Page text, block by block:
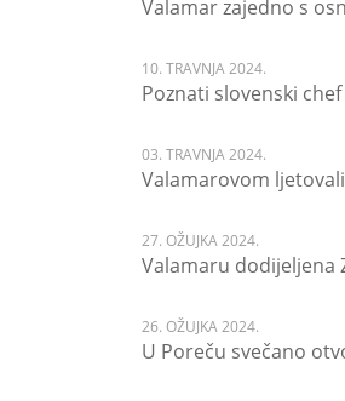
Valamar zajedno s
10. TRAVNJA 2024.
Poznati slovenski
03. TRAVNJA 2024.
Valamarovom
27. OŽUJKA 2024.
Valamaru dodijeljena
26. OŽUJKA 2024.
U Poreču svečano